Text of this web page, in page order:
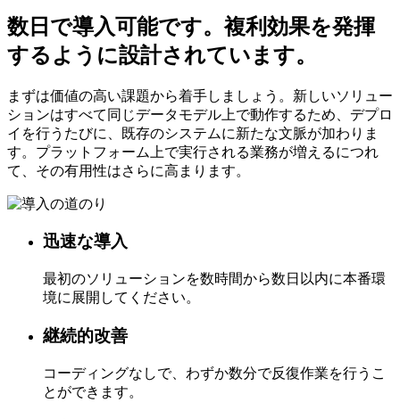
数日で導入可能です。複利効果を発揮
するように設計されています。
まずは価値の高い課題から着手しましょう。新しいソリュー
ションはすべて同じデータモデル上で動作するため、デプロ
イを行うたびに、既存のシステムに新たな文脈が加わりま
す。プラットフォーム上で実行される業務が増えるにつれ
て、その有用性はさらに高まります。
迅速な導入
最初のソリューションを数時間から数日以内に本番環
境に展開してください。
継続的改善
コーディングなしで、わずか数分で反復作業を行うこ
とができます。